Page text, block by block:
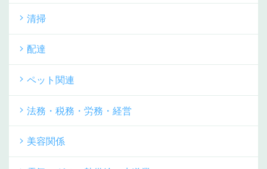
清掃
配達
ペット関連
法務・税務・労務・経営
美容関係